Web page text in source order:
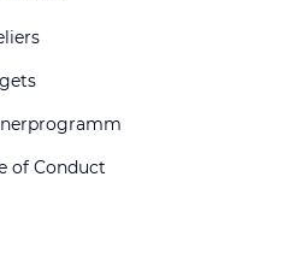
of Conduct